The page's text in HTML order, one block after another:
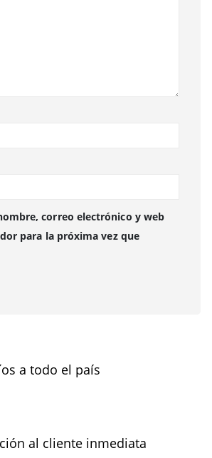
correo electrónico y web
para la próxima vez que
a todo el país
al cliente inmediata